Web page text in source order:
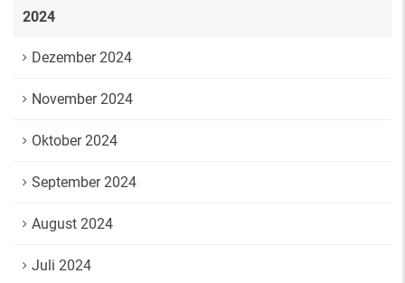
2024
Dezember 2024
November 2024
Oktober 2024
September 2024
August 2024
Juli 2024